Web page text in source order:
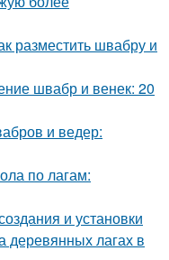
разместить швабру и
швабр и венек: 20
и ведер:
по лагам:
и установки
деревянных лагах в